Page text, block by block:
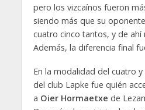
pero los vizcaínos fueron
siendo más que su
cuatro cinco tantos, y de ahí
Además, la diferencia final
En la modalidad del cuatro
del club Lapke fue quién
a Oier Hormaetxe de